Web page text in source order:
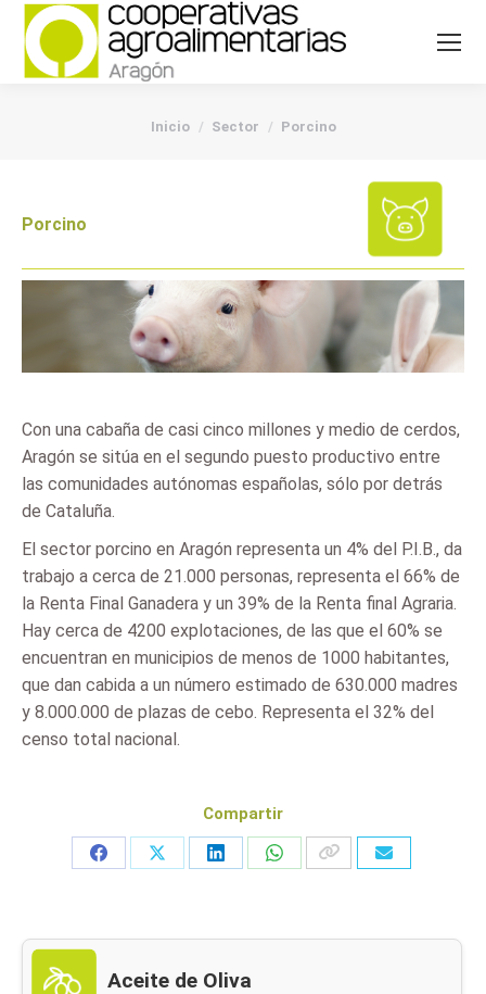
You are here:
Inicio Sector Porcino
Porcino
Con una cabaña de casi cinco millones y medio de cerdos,
Aragón se sitúa en el segundo puesto productivo entre
las comunidades autónomas españolas, sólo por detrás
de Cataluña.
El sector porcino en Aragón representa un 4% del P.I.B., da
trabajo a cerca de 21.000 personas, representa el 66% de
la Renta Final Ganadera y un 39% de la Renta final Agraria.
Hay cerca de 4200 explotaciones, de las que el 60% se
encuentran en municipios de menos de 1000 habitantes,
que dan cabida a un número estimado de 630.000 madres
y 8.000.000 de plazas de cebo. Representa el 32% del
censo total nacional.
Compartir
Share
Share
Share
Share
Aceite de Oliva